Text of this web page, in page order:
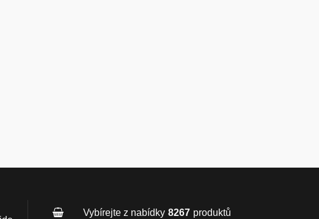
Vybírejte z nabídky 8267 produktů